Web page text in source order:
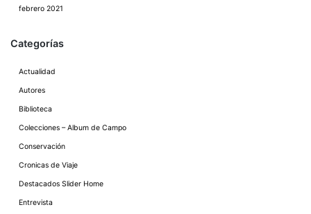
febrero 2021
Categorías
Actualidad
Autores
Biblioteca
Colecciones – Album de Campo
Conservación
Cronicas de Viaje
Destacados Slider Home
Entrevista